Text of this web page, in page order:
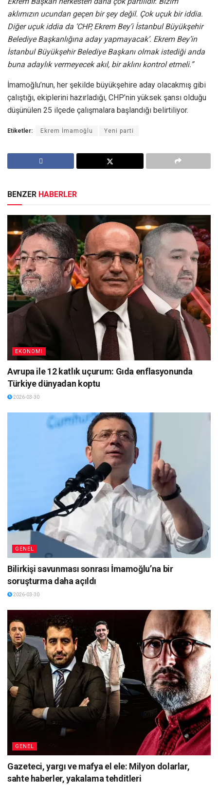
aklımızın ucundan geçen bir şey değil. Çok uçuk bir iddia.
Diğer uçuk iddia da ‘CHP, Ekrem Bey’i İstanbul Büyükşehir
Belediye Başkanlığına aday yapmayacak’. Ekrem Bey’in
İstanbul Büyükşehir Belediye Başkanı olmak istediği anda
buna adaylık vermeyecek akıl, bir aklını kontrol etmeli.”
İmamoğlu’nun, her şekilde büyükşehire aday olacakmış gibi
çalıştığı, ekiplerini hazırladığı, CHP’nin yüksek şansı olduğu
düşünülen 25 ilçede çalışmalara başlandığı belirtiliyor.
Etiketler: Ekrem İmamoğlu Yeni parti
BENZER HABERLER
EKONOMI
Avrupa ile 12 katlık uçurum: Gıda enflasyonunda
Türkiye dünyadan koptu
2026-03-30
GENEL
Bilirkişi savunması sonrası İmamoğlu’na bir
soruşturma daha açıldı
2026-03-30
GENEL
Gazeteci, yargı ve mafya el ele: Milyon dolarlar,
sahte haberler, yakalama tehditleri